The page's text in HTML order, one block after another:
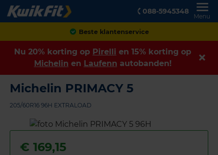
088-5945348
Menu
Achteraf betalen
Nu 20% korting op Pirelli en 15% korting op
Michelin en Laufenn autobanden!
Michelin PRIMACY 5
205/60R16 96H EXTRALOAD
€ 169,15